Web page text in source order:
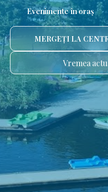
Evenimente în oraș
MERGEȚI LA
Vremea